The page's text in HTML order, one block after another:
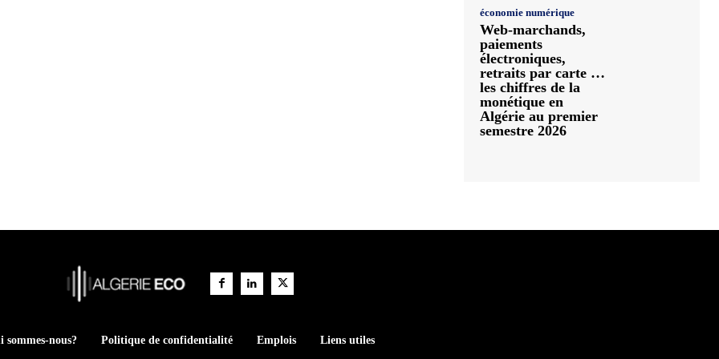
économie numérique
Web-marchands,
paiements
électroniques,
retraits par carte …
les chiffres de la
monétique en
Algérie au premier
semestre 2026
sommes-nous? Politique de confidentialité Emplois Liens utiles